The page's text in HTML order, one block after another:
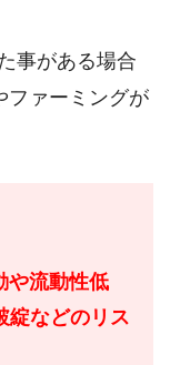
事がある場合
ファーミングが
や流動性低
綻などのリス